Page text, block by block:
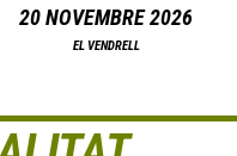
20 NOVEMBRE 2026
EL VENDRELL